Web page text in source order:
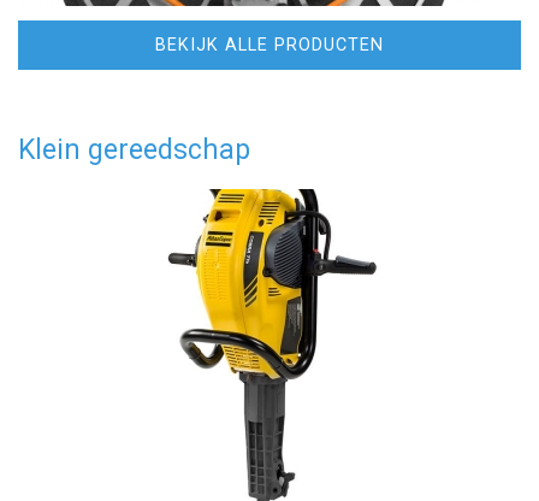
BEKIJK ALLE PRODUCTEN
Klein gereedschap